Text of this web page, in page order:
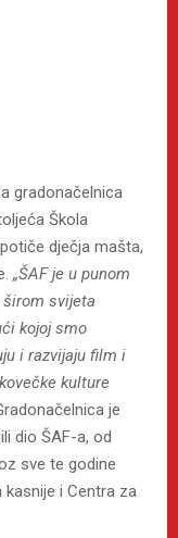
gradonačelnica
Škola
dječja mašta,
„ŠAF je u punom
svijeta
kojoj smo
i razvijaju film i
kulture
je
dio ŠAF-a, od
sve te godine
i Centra za